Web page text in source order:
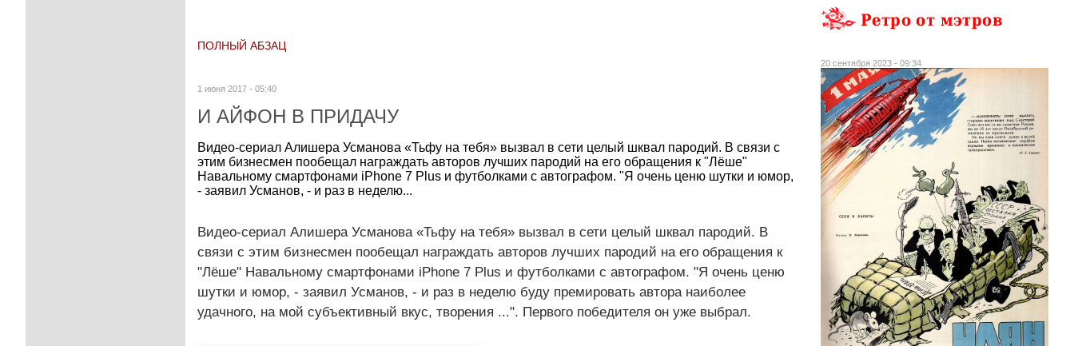
ПОЛНЫЙ АБЗАЦ
1 июня 2017 - 05:40
И АЙФОН В ПРИДАЧУ
Видео-сериал Алишера Усманова «Тьфу на тебя» вызвал в сети целый шквал пародий. В связи с
этим бизнесмен пообещал награждать авторов лучших пародий на его обращения к "Лёше"
Навальному смартфонами iPhone 7 Plus и футболками с автографом. "Я очень ценю шутки и юмор,
- заявил Усманов, - и раз в неделю...
Видео-сериал Алишера Усманова «Тьфу на тебя» вызвал в сети целый шквал пародий. В
связи с этим бизнесмен пообещал награждать авторов лучших пародий на его обращения к
"Лёше" Навальному смартфонами iPhone 7 Plus и футболками с автографом. "Я очень ценю
шутки и юмор, - заявил Усманов, - и раз в неделю буду премировать автора наиболее
удачного, на мой субъективный вкус, творения ...". Первого победителя он уже выбрал.
Ретро от мэтров
20 сентября 2023 - 09:34